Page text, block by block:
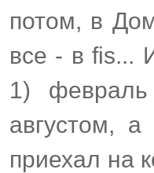
потом, в
все - в fis...
1)
августом,
приехал на